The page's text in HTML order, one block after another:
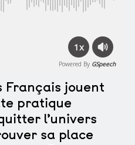
1x
Powered By GSpeech
Français jouent
pratique
l’univers
sa place